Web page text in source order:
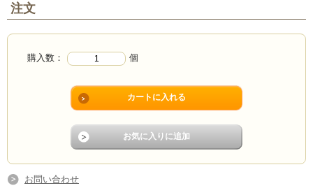
注文
購入数： 個
お問い合わせ